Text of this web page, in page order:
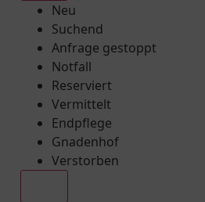
Neu
Suchend
Anfrage gestoppt
Notfall
Reserviert
Vermittelt
Endpflege
Gnadenhof
Verstorben